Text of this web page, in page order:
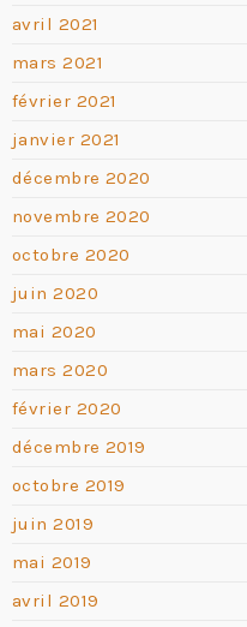
avril 2021
mars 2021
février 2021
janvier 2021
décembre 2020
novembre 2020
octobre 2020
juin 2020
mai 2020
mars 2020
février 2020
décembre 2019
octobre 2019
juin 2019
mai 2019
avril 2019